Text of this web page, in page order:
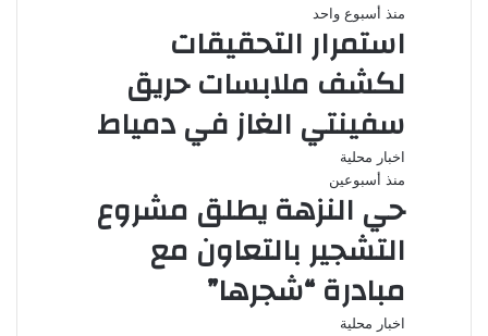
منذ أسبوع واحد
استمرار التحقيقات
لكشف ملابسات حريق
سفينتي الغاز في دمياط
اخبار محلية
منذ أسبوعين
حي النزهة يطلق مشروع
التشجير بالتعاون مع
مبادرة “شجرها”
اخبار محلية